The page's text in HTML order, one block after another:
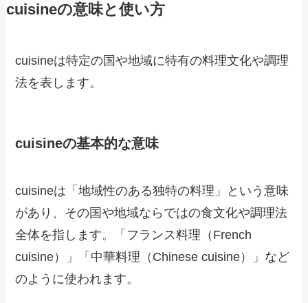
cuisineの意味と使い方
cuisineは特定の国や地域に特有の料理文化や調理
法を表します。
cuisineの基本的な意味
cuisineは「地域性のある独特の料理」という意味
があり、その国や地域ならではの食文化や調理法
全体を指します。「フランス料理（French
cuisine）」「中華料理（Chinese cuisine）」など
のように使われます。